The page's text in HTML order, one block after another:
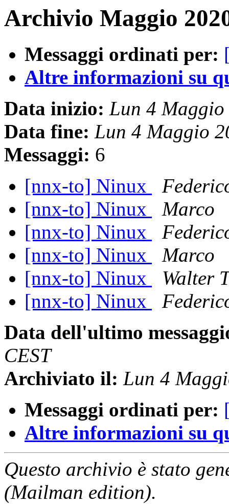
Archivio Maggio
Messaggi ordinati per:
Altre informazioni su
Data inizio: Lun 4
Data fine: Lun 4 Maggio
Messaggi: 6
[nnx-to] Ninux
[nnx-to] Ninux
Marco
[nnx-to] Ninux
[nnx-to] Ninux
Marco
[nnx-to] Ninux
Walter
[nnx-to] Ninux
Data dell'ultimo
CEST
Archiviato il: Lun 4
Messaggi ordinati per:
Altre informazioni su
Questo archivio è stato
(Mailman edition).